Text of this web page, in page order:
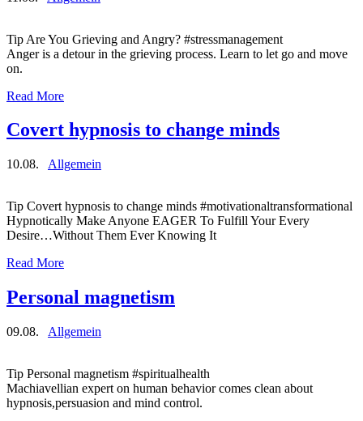
Tip Are You Grieving and Angry? #stressmanagement
Anger is a detour in the grieving process. Learn to let go and move
on.
Read More
Covert hypnosis to change minds
10.08. Allgemein
Tip Covert hypnosis to change minds #motivationaltransformational
Hypnotically Make Anyone EAGER To Fulfill Your Every
Desire…Without Them Ever Knowing It
Read More
Personal magnetism
09.08. Allgemein
Tip Personal magnetism #spiritualhealth
Machiavellian expert on human behavior comes clean about
hypnosis,persuasion and mind control.